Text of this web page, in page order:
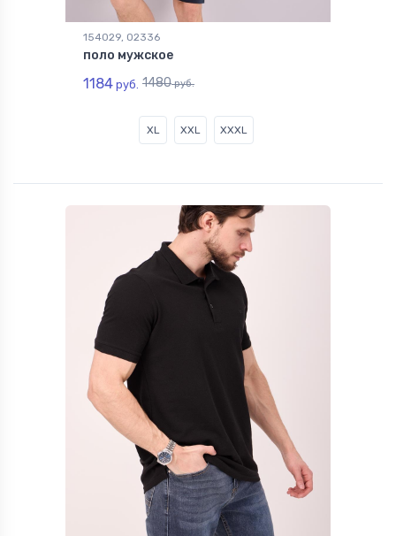
154029, 02336
поло мужское
1184 руб. 1480руб.
XL XXL XXXL